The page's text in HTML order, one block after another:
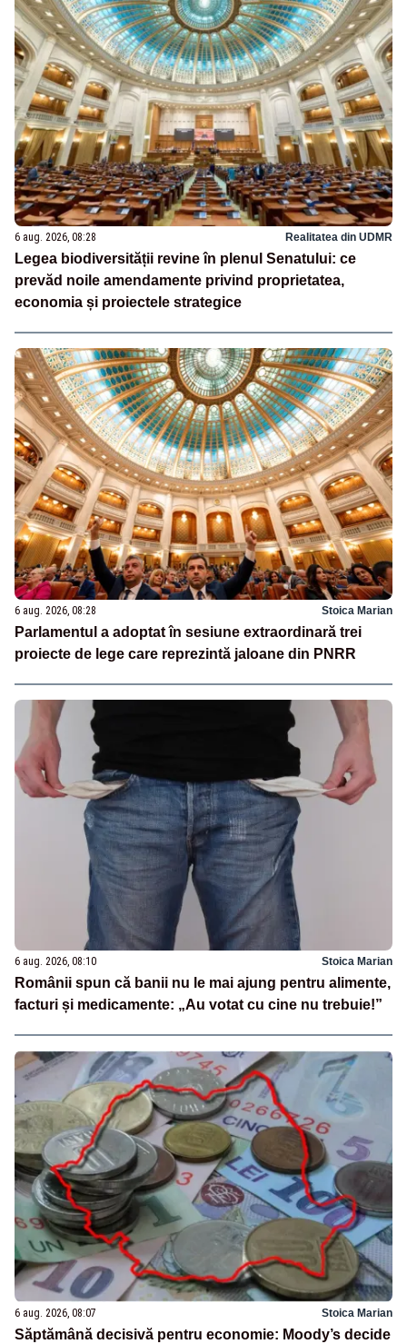
6 aug. 2026, 08:28 Realitatea din UDMR
Legea biodiversității revine în plenul Senatului: ce
prevăd noile amendamente privind proprietatea,
economia și proiectele strategice
6 aug. 2026, 08:28 Stoica Marian
Parlamentul a adoptat în sesiune extraordinară trei
proiecte de lege care reprezintă jaloane din PNRR
6 aug. 2026, 08:10 Stoica Marian
Românii spun că banii nu le mai ajung pentru alimente,
facturi și medicamente: „Au votat cu cine nu trebuie!”
6 aug. 2026, 08:07 Stoica Marian
Săptămână decisivă pentru economie: Moody’s decide